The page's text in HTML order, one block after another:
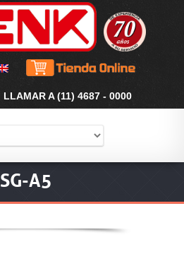
LLAMAR A (11) 4687 - 0000
SG-A5